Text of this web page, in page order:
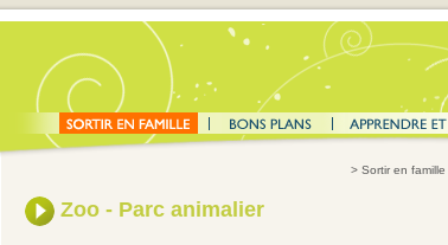
> Sortir en famille
Zoo - Parc animalier